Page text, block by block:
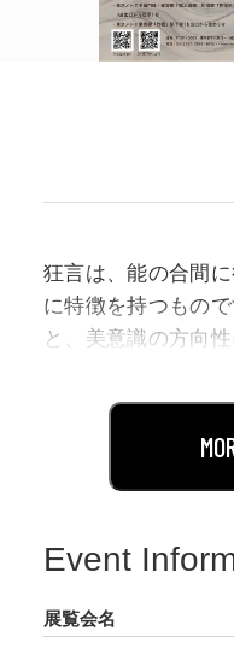
狂言は、能の合間
に特徴を持つもの
と、美意識の方向
などの紋織物の生
能装束とは対照的
日常的な出来事を
とするものが能と
Event
展覧会名